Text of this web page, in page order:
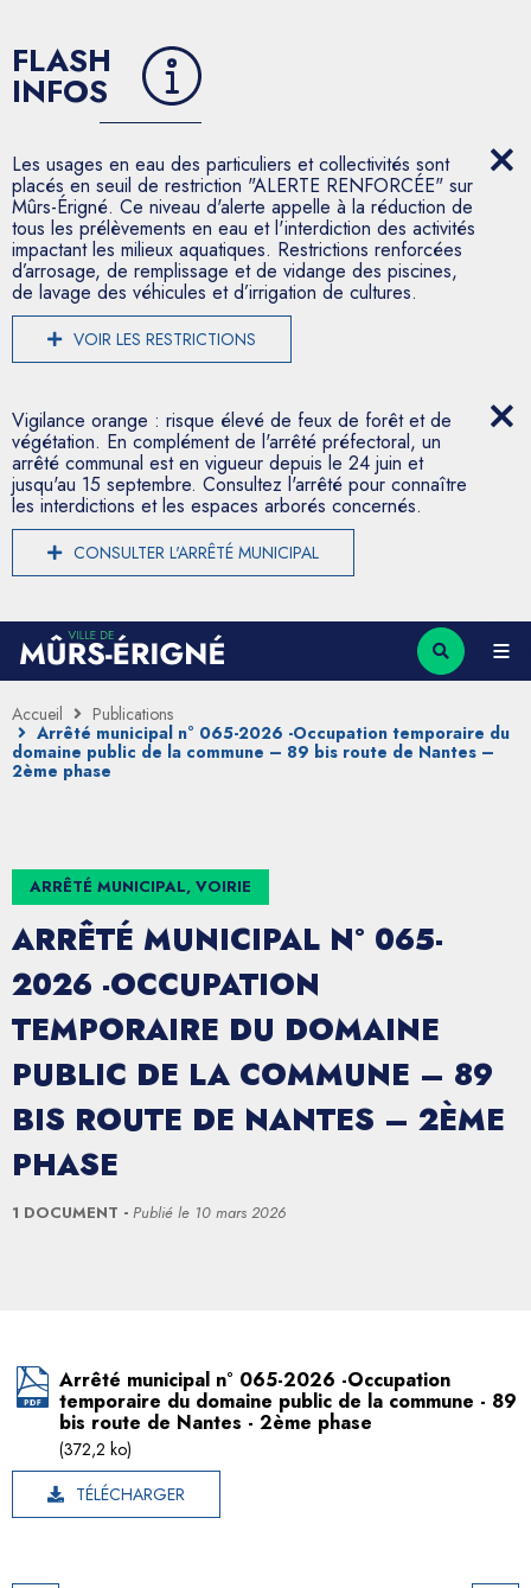
FLASH
INFOS
Les usages en eau des particuliers et collectivités sont
placés en seuil de restriction "ALERTE RENFORCÉE" sur
Mûrs-Érigné. Ce niveau d'alerte appelle à la réduction de
tous les prélèvements en eau et l'interdiction des activités
impactant les milieux aquatiques. Restrictions renforcées
d’arrosage, de remplissage et de vidange des piscines,
de lavage des véhicules et d’irrigation de cultures.
VOIR LES RESTRICTIONS
Vigilance orange : risque élevé de feux de forêt et de
végétation. En complément de l'arrêté préfectoral, un
arrêté communal est en vigueur depuis le 24 juin et
jusqu'au 15 septembre. Consultez l'arrêté pour connaître
les interdictions et les espaces arborés concernés.
CONSULTER L'ARRÊTÉ MUNICIPAL
Accueil
Publications
Arrêté municipal n° 065-2026 -Occupation temporaire du
domaine public de la commune – 89 bis route de Nantes –
2ème phase
ARRÊTÉ MUNICIPAL, VOIRIE
ARRÊTÉ MUNICIPAL N° 065-
2026 -OCCUPATION
TEMPORAIRE DU DOMAINE
PUBLIC DE LA COMMUNE – 89
BIS ROUTE DE NANTES – 2ÈME
PHASE
1 DOCUMENT Publié le 10 mars 2026
Arrêté municipal n° 065-2026 -Occupation
temporaire du domaine public de la commune - 89
bis route de Nantes - 2ème phase
(372,2 ko)
TÉLÉCHARGER